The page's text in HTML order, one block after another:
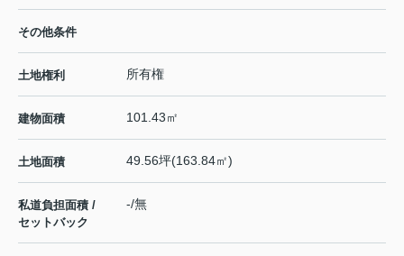
その他条件
土地権利 所有権
建物面積 101.43㎡
土地面積 49.56坪(163.84㎡)
私道負担面積 /
セットバック
-/無